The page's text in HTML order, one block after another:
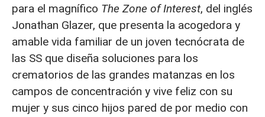
para el magnífico The Zone of Interest, del inglés
Jonathan Glazer, que presenta la acogedora y
amable vida familiar de un joven tecnócrata de
las SS que diseña soluciones para los
crematorios de las grandes matanzas en los
campos de concentración y vive feliz con su
mujer y sus cinco hijos pared de por medio con